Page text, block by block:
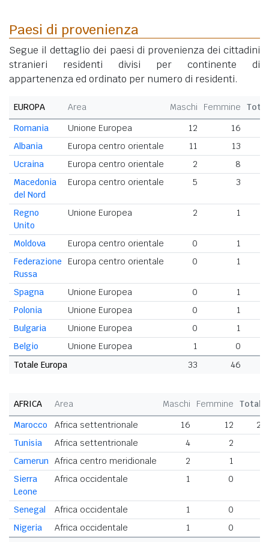
Paesi di provenienza
Segue il dettaglio dei paesi di provenienza dei cittadini
stranieri residenti divisi per continente di
appartenenza ed ordinato per numero di residenti.
EUROPA Area Maschi Femmine
Romania
Unione Europea 12 16
Albania
Europa centro orientale 11 13
Ucraina
Europa centro orientale 2 8
Macedonia
del Nord
Europa centro orientale 5 3
Regno
Unito
Unione Europea 2 1
Moldova Europa centro orientale 0
1
Federazione
Russa
Europa centro orientale 0 1
Spagna Unione Europea 0
1
Polonia
Unione Europea 0
1
Bulgaria
Unione Europea 0
1
Belgio
Unione Europea 1
0
Totale Europa
33 46
AFRICA Area Maschi Femmine
Totale
Marocco
Africa settentrionale 16 12
28
Tunisia
Africa settentrionale 4 2
Camerun Africa centro meridionale 2 1
Sierra
Leone
Africa occidentale 1 0
Senegal Africa occidentale 1 0
Nigeria
Africa occidentale 1 0